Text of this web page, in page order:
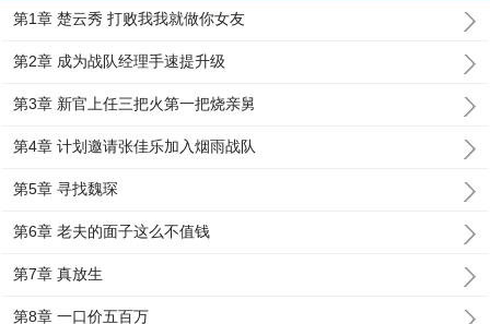
第1章 楚云秀 打败我我就做你女友
第2章 成为战队经理手速提升级
第3章 新官上任三把火第一把烧亲舅
第4章 计划邀请张佳乐加入烟雨战队
第5章 寻找魏琛
第6章 老夫的面子这么不值钱
第7章 真放生
第8章 一口价五百万